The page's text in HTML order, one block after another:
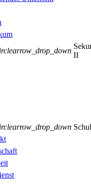
arrow_drop_down
II
arrow_drop_down